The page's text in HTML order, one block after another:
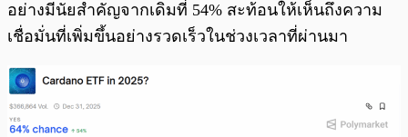
อย่างมีนัยสำคัญจากเดิมที่ 54% สะท้อนให้เห็นถึงความ
เชื่อมั่นที่เพิ่มขึ้นอย่างรวดเร็วในช่วงเวลาที่ผ่านมา